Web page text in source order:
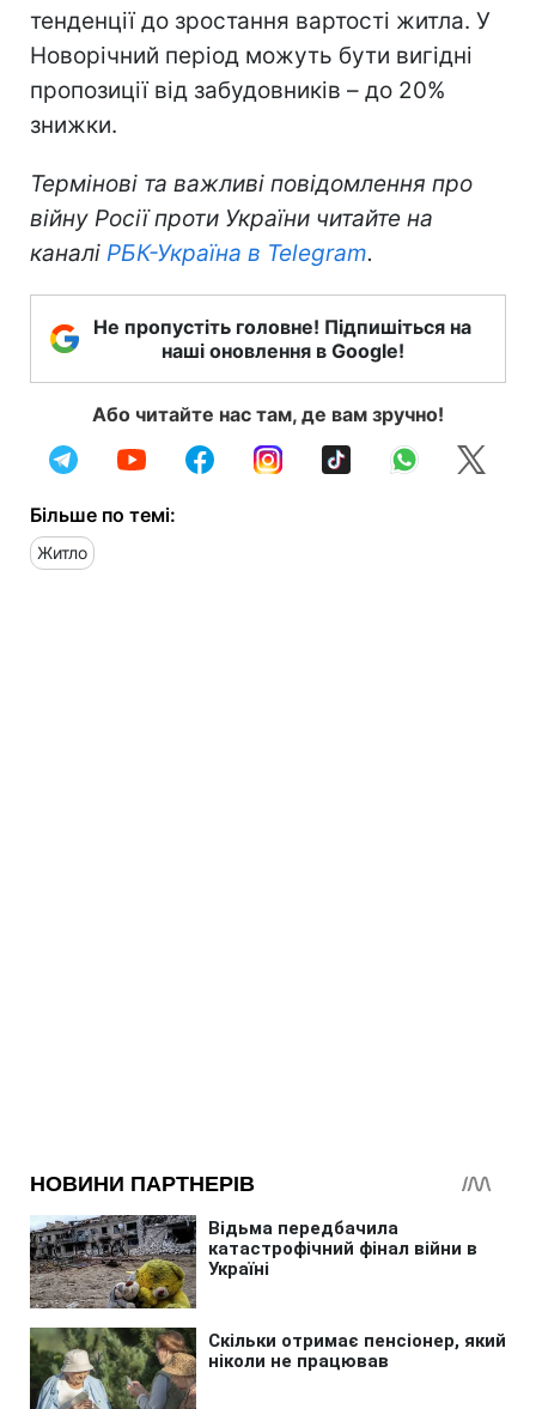
тенденції до зростання вартості житла. У
Новорічний період можуть бути вигідні
пропозиції від забудовників – до 20%
знижки.
Термінові та важливі повідомлення про
війну Росії проти України читайте на
каналі РБК-Україна в Telegram.
Не пропустіть головне! Підпишіться на
наші оновлення в Google!
Або читайте нас там, де вам зручно!
Більше по темі:
Житло